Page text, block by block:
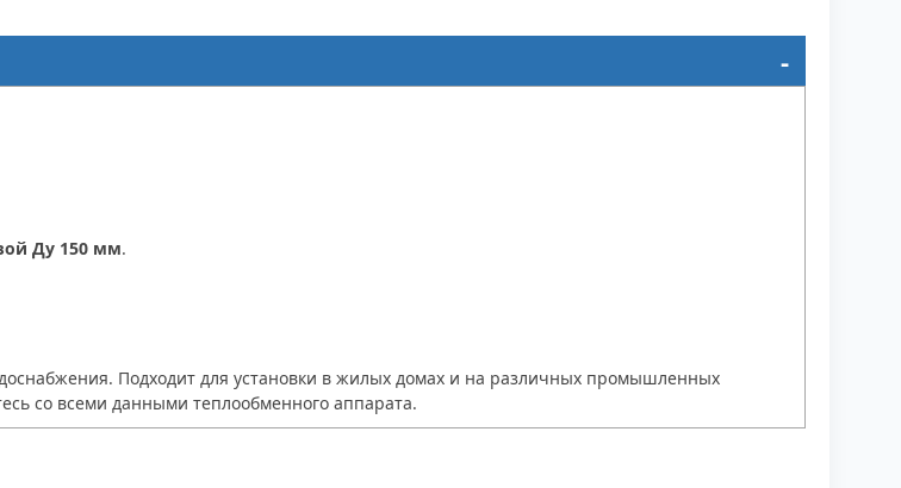
Ду 150 мм.
Подходит для установки в жилых домах и на различных промышленных
со всеми данными теплообменного аппарата.